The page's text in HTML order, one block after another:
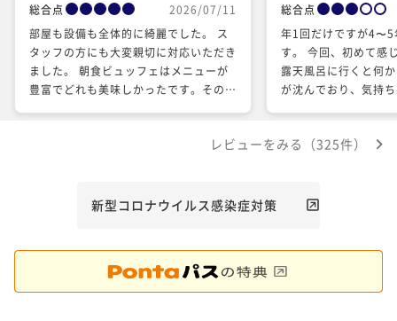
総合点
2026/07/11
部屋も設備も全体的に綺麗でした。 ス
タッフの方にも大変親切に対応いただき
ました。 朝食ビュッフェはメニューが
豊富でどれも美味しかったです。その中
総合点
年1回だけですが4〜
す。 今回、初めて感
露天風呂に行くと何
が沈んでおり、気持
ですが、特にお気に
レビューをみる（325件）
新型コロナウイルス感染症対策